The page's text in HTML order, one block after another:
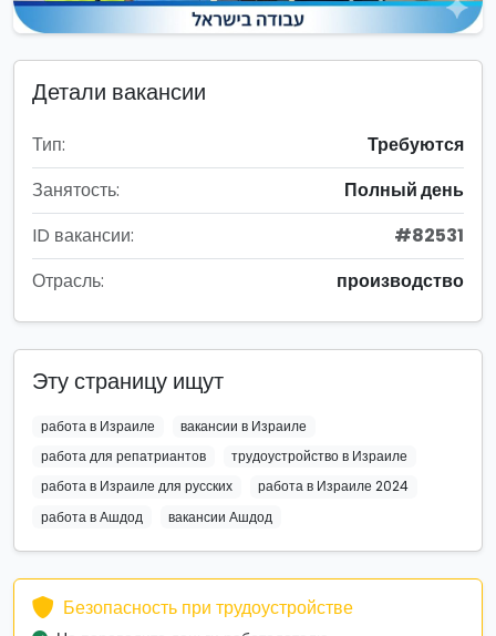
Детали вакансии
Тип:
Требуются
Занятость:
Полный день
ID вакансии:
#82531
Отрасль:
производство
Эту страницу ищут
работа в Израиле
вакансии в Израиле
работа для репатриантов
трудоустройство в Израиле
работа в Израиле для русских
работа в Израиле 2024
работа в Ашдод
вакансии Ашдод
Безопасность при трудоустройстве